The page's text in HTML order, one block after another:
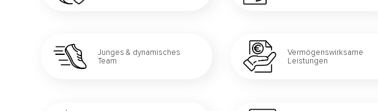
Junges & dynamisches
Team
Vermögenswirksame
Leistungen